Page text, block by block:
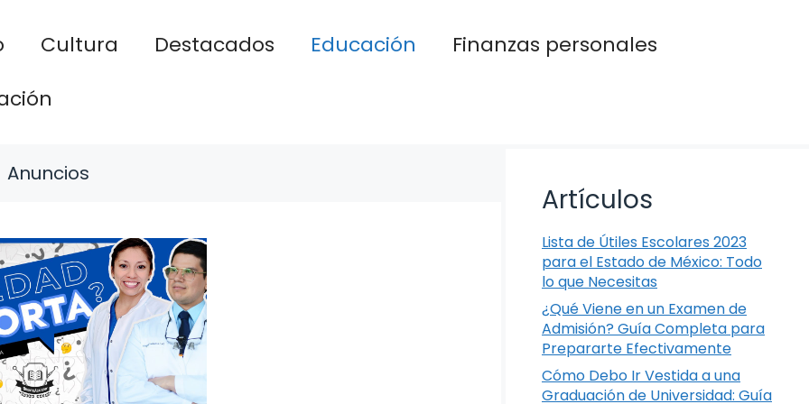
Cultura Destacados Educación
Finanzas personales
Anuncios
Artículos
Lista de Útiles Escolares 2023
para el Estado de México: Todo
lo que Necesitas
¿Qué Viene en un Examen de
Admisión? Guía Completa para
Prepararte Efectivamente
Cómo Debo Ir Vestida a una
Graduación de Universidad: Guía